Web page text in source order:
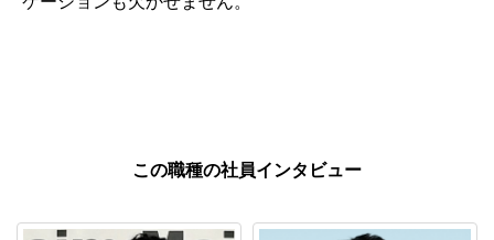
この職種の社員インタビュー